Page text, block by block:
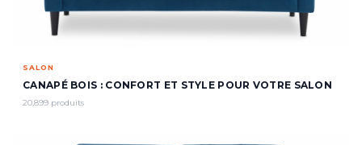
SALON
CANAPÉ BOIS : CONFORT ET STYLE POUR VOTRE SALON
20,899 produits